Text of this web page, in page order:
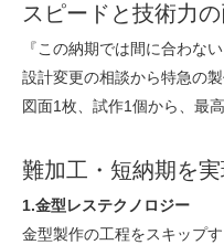
スピードと技術力
『この納期では間に合わな
設計変更の相談から特急の
図面1枚、試作1個から、最
難加工・短納期を実
1.金型レステクノロジー
金型製作の工程をスキップ